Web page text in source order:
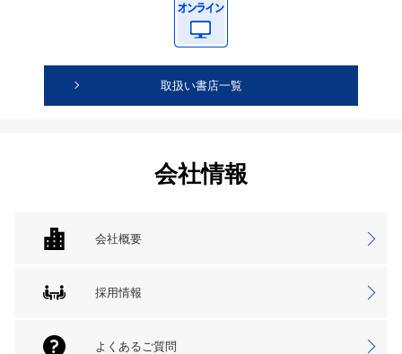
取扱い書店一覧
会社情報
会社概要
採用情報
よくあるご質問